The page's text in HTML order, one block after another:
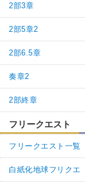
2部3章
2部5章2
2部6.5章
奏章2
2部終章
フリークエスト
フリークエスト一覧
白紙化地球フリクエ